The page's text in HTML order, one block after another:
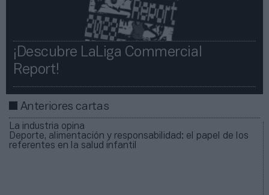
¡Descubre LaLiga Commercial
Report!​​
Anteriores cartas
La industria opina
Deporte, alimentación y responsabilidad: el papel de los
referentes en la salud infantil